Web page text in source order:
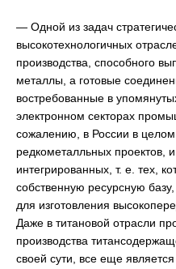
— Одной из задач
высокотехнологичных
производства, способного
металлы, а готовые
востребованные в
электронном секторах
сожалению, в России в целом
редкометалльных
интегрированных, т. е. тех,
собственную ресурсную
для изготовления
Даже в титановой отрасли
производства
своей сути, все еще